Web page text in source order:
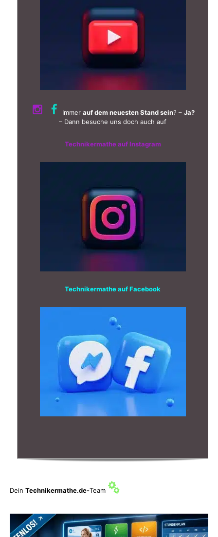
Immer auf dem neuesten Stand sein? – Ja?
– Dann besuche uns doch auch auf
Technikermathe auf Instagram
Technikermathe auf Facebook
Dein Technikermathe.de-Team